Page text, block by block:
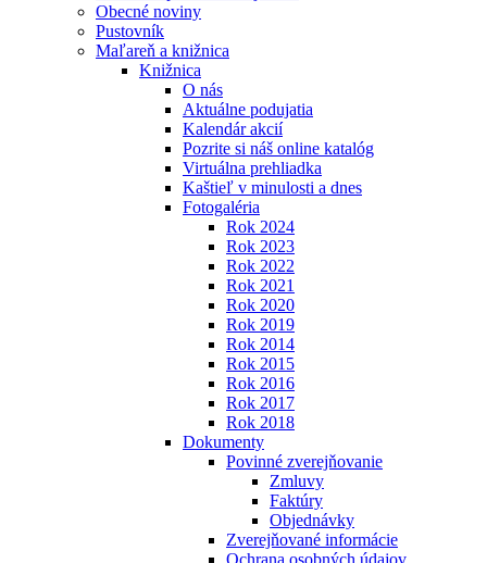
Obecné noviny
Pustovník
Maľareň a knižnica
Knižnica
O nás
Aktuálne podujatia
Kalendár akcií
Pozrite si náš online katalóg
Virtuálna prehliadka
Kaštieľ v minulosti a dnes
Fotogaléria
Rok 2024
Rok 2023
Rok 2022
Rok 2021
Rok 2020
Rok 2019
Rok 2014
Rok 2015
Rok 2016
Rok 2017
Rok 2018
Dokumenty
Povinné zverejňovanie
Zmluvy
Faktúry
Objednávky
Zverejňované informácie
Ochrana osobných údajov